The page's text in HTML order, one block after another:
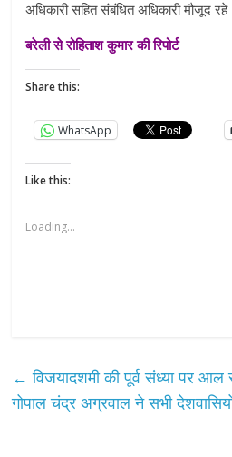
अधिकारी सहित संबंधित अधिकारी मौजूद
बरेली से रोहिताश कुमार की रिपोर्ट
Share this:
WhatsApp
Like this:
Loading...
← विजयादशमी की पूर्व संध्या पर
गोपाल चंद्र अग्रवाल ने सभी